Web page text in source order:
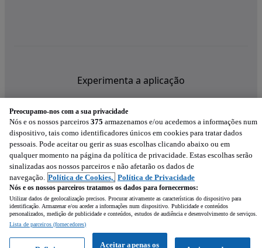
Experimenta a aplicação
Preocupamo-nos com a sua privacidade
Nós e os nossos parceiros 375 armazenamos e/ou acedemos a informações num
dispositivo, tais como identificadores únicos em cookies para tratar dados
pessoais. Pode aceitar ou gerir as suas escolhas clicando abaixo ou em
qualquer momento na página da política de privacidade. Estas escolhas serão
sinalizadas aos nossos parceiros e não afetarão os dados de
navegação. Política de Cookies, Política de Privacidade
Nós e os nossos parceiros tratamos os dados para fornecermos:
Utilizar dados de geolocalização precisos. Procurar ativamente as características do dispositivo para
identificação. Armazenar e/ou aceder a informações num dispositivo. Publicidade e conteúdos
personalizados, medição de publicidade e conteúdos, estudos de audiência e desenvolvimento de serviços.
Lista de parceiros (fornecedores)
Aceitar apenas os